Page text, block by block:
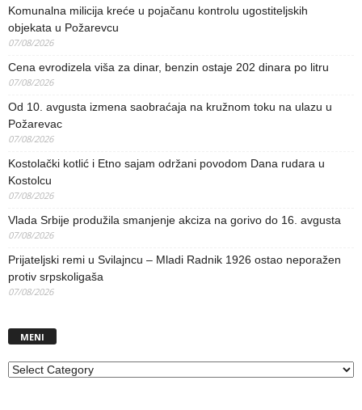
Komunalna milicija kreće u pojačanu kontrolu ugostiteljskih
objekata u Požarevcu
07/08/2026
Cena evrodizela viša za dinar, benzin ostaje 202 dinara po litru
07/08/2026
Od 10. avgusta izmena saobraćaja na kružnom toku na ulazu u
Požarevac
07/08/2026
Kostolački kotlić i Etno sajam održani povodom Dana rudara u
Kostolcu
07/08/2026
Vlada Srbije produžila smanjenje akciza na gorivo do 16. avgusta
07/08/2026
Prijateljski remi u Svilajncu – Mladi Radnik 1926 ostao neporažen
protiv srpskoligaša
07/08/2026
MENI
MENI